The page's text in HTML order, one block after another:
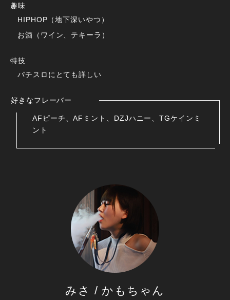
趣味
HIPHOP（地下深いやつ）
お酒（ワイン、テキーラ）
特技
パチスロにとても詳しい
好きなフレーバー
AFピーチ、AFミント、DZJハニー、TGケインミ
ント
みさ / かもちゃん